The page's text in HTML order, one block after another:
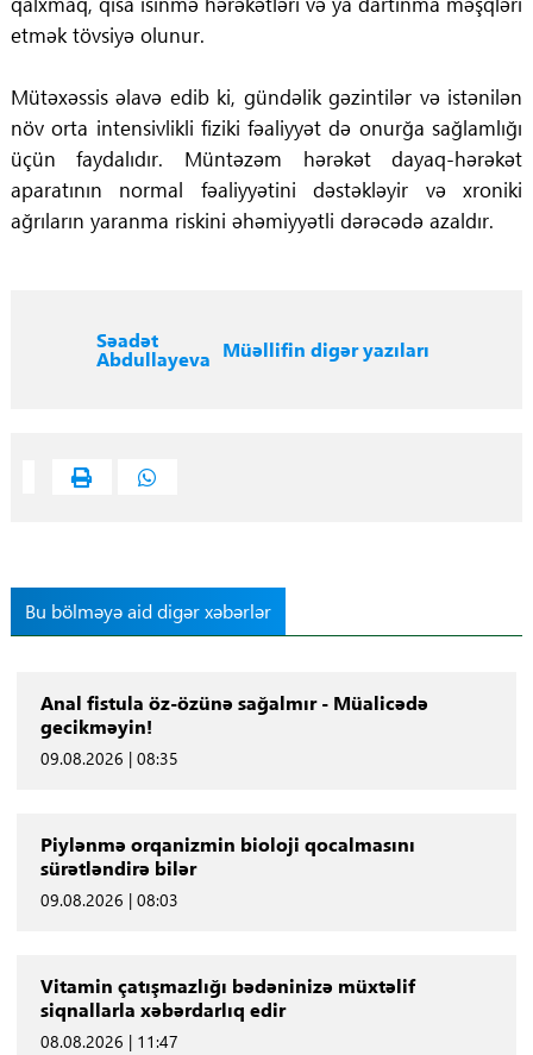
etmək tövsiyə olunur.
Mütəxəssis əlavə edib ki, gündəlik gəzintilər və istənilən
növ orta intensivlikli fiziki fəaliyyət də onurğa sağlamlığı
üçün faydalıdır. Müntəzəm hərəkət dayaq-hərəkət
aparatının normal fəaliyyətini dəstəkləyir və xroniki
ağrıların yaranma riskini əhəmiyyətli dərəcədə azaldır.
Səadət
Abdullayeva Müəllifin digər yazıları
Bu bölməyə aid digər xəbərlər
Anal fistula öz-özünə sağalmır - Müalicədə
gecikməyin!
09.08.2026 | 08:35
Piylənmə orqanizmin bioloji qocalmasını
sürətləndirə bilər
09.08.2026 | 08:03
Vitamin çatışmazlığı bədəninizə müxtəlif
siqnallarla xəbərdarlıq edir
08.08.2026 | 11:47